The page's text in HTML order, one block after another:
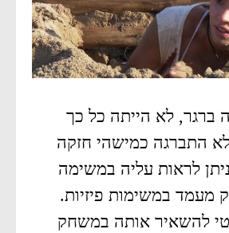
ברגר, לא הייתה כל כך
התברגה כמישהי חזקה
לראות עליה במשימה
מעמד במשימות פיזיות.
להשאיר אותה במשחק